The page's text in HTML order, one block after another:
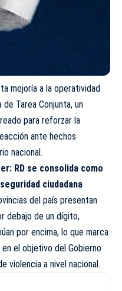
mejoría a la operatividad
Tarea Conjunta, un
para reforzar la
ante hechos
nacional.
RD se consolida como
ciudadana
del país presentan
debajo de un dígito,
por encima, lo que marca
el objetivo del Gobierno
violencia a nivel nacional.